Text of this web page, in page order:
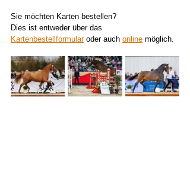
Sie möchten Karten bestellen?
Dies ist entweder über das
Kartenbestellformular oder auch online möglich.